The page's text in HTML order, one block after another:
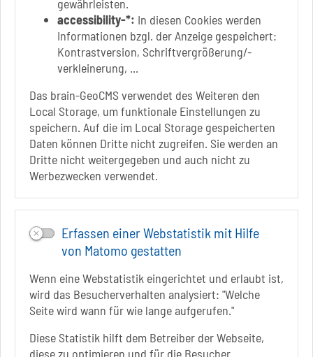
gewährleisten.
accessibility-*: In diesen Cookies werden
Informationen bzgl. der Anzeige gespeichert:
Kontrastversion, Schriftvergrößerung/-
verkleinerung, ...
Das brain-GeoCMS verwendet des Weiteren den
Local Storage, um funktionale Einstellungen zu
speichern. Auf die im Local Storage gespeicherten
Daten können Dritte nicht zugreifen. Sie werden an
Dritte nicht weitergegeben und auch nicht zu
Werbezwecken verwendet.
Erfassen einer Webstatistik mit Hilfe
von Matomo gestatten
Wenn eine Webstatistik eingerichtet und erlaubt ist,
wird das Besucherverhalten analysiert: "Welche
Seite wird wann für wie lange aufgerufen."
Diese Statistik hilft dem Betreiber der Webseite,
diese zu optimieren und für die Besucher
Folgt uns auf
FACEBOOK
INSTAGRAM
YOUTUBE
+49 3928 7055-0
+49 3928 7055-42
info[at]solepark.de
www.visitschoenebeck.de
Infos zur Barrierefreiheit